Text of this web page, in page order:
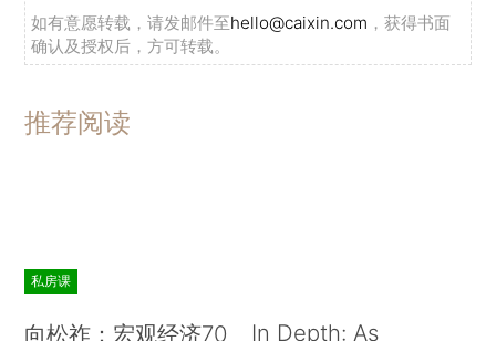
如有意愿转载，请发邮件至hello@caixin.com ，获得书面
确认及授权后，方可转载。
推荐阅读
私房课
向松祚：宏观经济70
In Depth: As